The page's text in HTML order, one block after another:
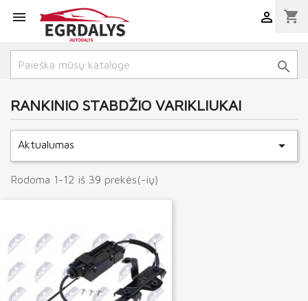
 shopping_cart


RANKINIO STABDŽIO VARIKLIUKAI
Aktualumas 
Rodoma 1-12 iš 39 prekės(-ių)